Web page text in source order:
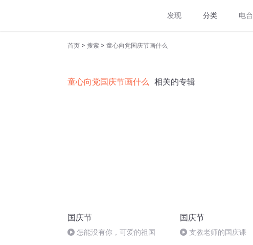
发现 分类 电台
首页 > 搜索 > 童心向党国庆节画什么
童心向党国庆节画什么 相关的专辑
国庆节
怎能没有你，可爱的祖国
国庆节
支教老师的国庆课